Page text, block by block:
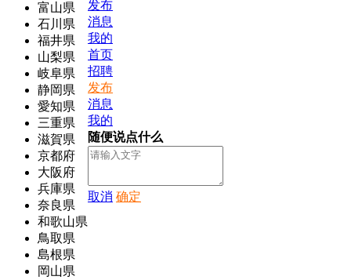
富山県
石川県
福井県
山梨県
岐阜県
静岡県
愛知県
三重県
滋賀県
京都府
大阪府
兵庫県
奈良県
和歌山県
鳥取県
島根県
岡山県
发布
消息
我的
首页
招聘
发布
消息
我的
随便说点什么
取消 确定